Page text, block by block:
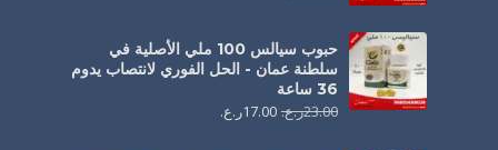
حبوب سيالس 100 ملي الأصلية في
سلطنة عمان - الحل الفوري لانتصاب يدوم
36 ساعة
23.00ر.ع. 17.00ر.ع.